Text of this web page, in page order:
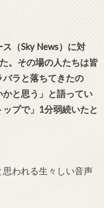
（Sky News）に対
。その場の人たちは皆
ラと落ちてきたの
と思う」と語ってい
プで」1分弱続いたと
われる生々しい音声